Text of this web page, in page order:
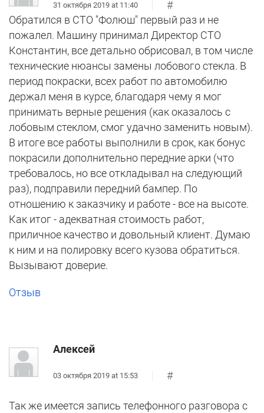
31 октября 2019 at 11:40
#
Обратился в СТО "Фолюш" первый раз и не
пожалел. Машину принимал Директор СТО
Константин, все детально обрисовал, в том числе
технические нюансы замены лобового стекла. В
период покраски, всех работ по автомобилю
держал меня в курсе, благодаря чему я мог
принимать верные решения (как оказалось с
лобовым стеклом, смог удачно заменить новым).
В итоге все работы выполнили в срок, как бонус
покрасили дополнительно передние арки (что
требовалось, но все откладывал на следующий
раз), подправили передний бампер. По
отношению к заказчику и работе - все на высоте.
Как итог - адекватная стоимость работ,
приличное качество и довольный клиент. Думаю
к ним и на полировку всего кузова обратиться.
Вызывают доверие.
Отзыв
Алексей
03 октября 2019 at 15:53 #
Так же имеется запись телефонного разговора с